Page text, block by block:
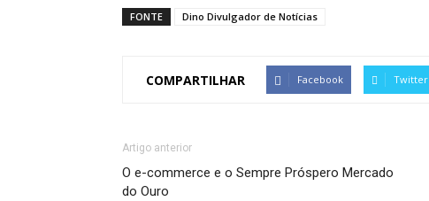
FONTE Dino Divulgador de Notícias
COMPARTILHAR Facebook Twitter
Artigo anterior
O e-commerce e o Sempre Próspero Mercado
do Ouro